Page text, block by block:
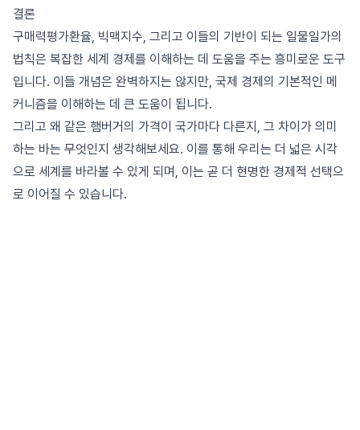
결론
구매력평가환율, 빅맥지수, 그리고 이들의 기반이 되는 일물일가의
법칙은 복잡한 세계 경제를 이해하는 데 도움을 주는 흥미로운 도구
입니다. 이들 개념은 완벽하지는 않지만, 국제 경제의 기본적인 메
커니즘을 이해하는 데 큰 도움이 됩니다.
그리고 왜 같은 햄버거의 가격이 국가마다 다른지, 그 차이가 의미
하는 바는 무엇인지 생각해보세요. 이를 통해 우리는 더 넓은 시각
으로 세계를 바라볼 수 있게 되며, 이는 곧 더 현명한 경제적 선택으
로 이어질 수 있습니다.